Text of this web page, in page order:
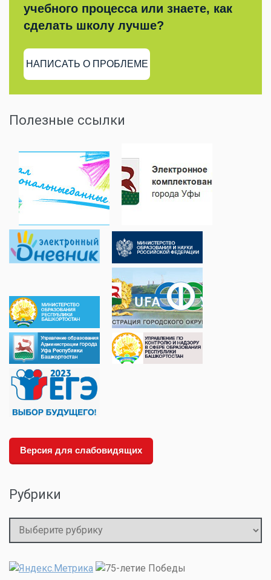
учебного процесса или знаете, как
сделать школу лучше?
НАПИСАТЬ О ПРОБЛЕМЕ
Полезные ссылки
Версия для слабовидящих
Рубрики
Рубрики